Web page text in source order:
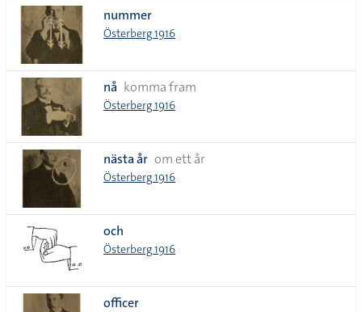
nummer
Österberg 1916
nå komma fram
Österberg 1916
nästa år om ett år
Österberg 1916
och
Österberg 1916
officer